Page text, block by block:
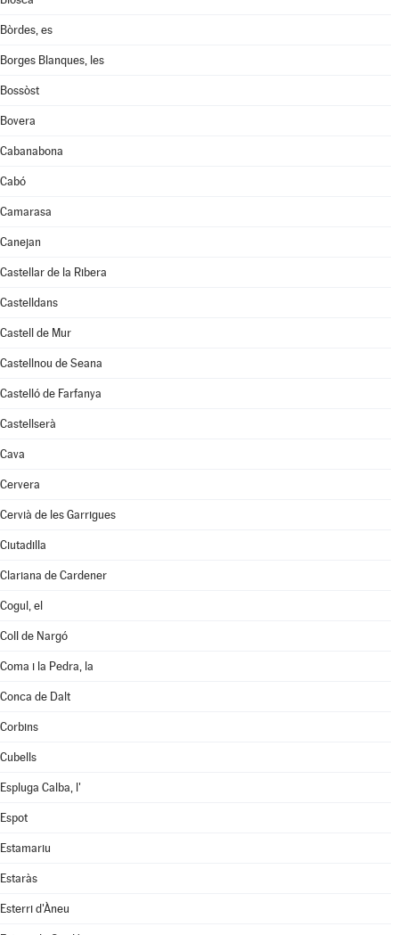
Bòrdes, es
Borges Blanques, les
Bossòst
Bovera
Cabanabona
Cabó
Camarasa
Canejan
Castellar de la Ribera
Castelldans
Castell de Mur
Castellnou de Seana
Castelló de Farfanya
Castellserà
Cava
Cervera
Cervià de les Garrigues
Ciutadilla
Clariana de Cardener
Cogul, el
Coll de Nargó
Coma i la Pedra, la
Conca de Dalt
Corbins
Cubells
Espluga Calba, l'
Espot
Estamariu
Estaràs
Esterri d'Àneu